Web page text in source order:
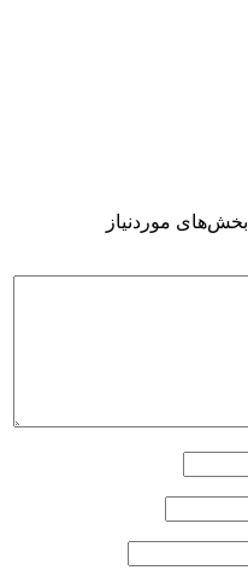
بخش‌های موردنیاز